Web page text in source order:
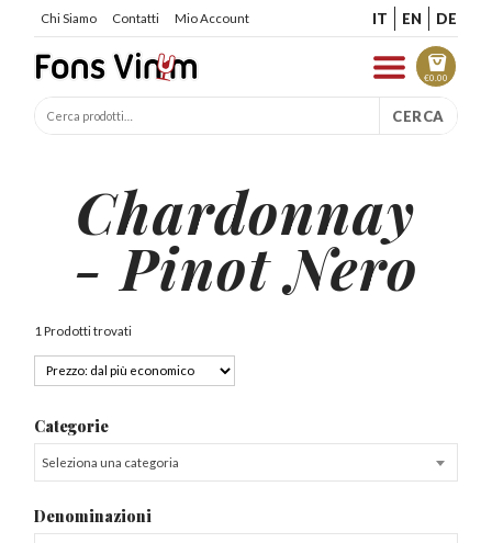
Chi Siamo Contatti Mio Account IT EN DE
€0.00
CERCA
Chardonnay
- Pinot Nero
1 Prodotti trovati
Categorie
Seleziona una categoria
Denominazioni